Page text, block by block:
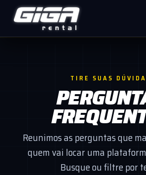
TIRE SUAS
Reunimos as perguntas que
quem vai locar uma
Busque ou filtre por